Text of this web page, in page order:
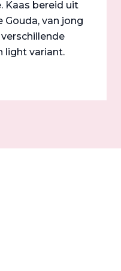
Kaas bereid uit
Gouda, van jong
light variant.